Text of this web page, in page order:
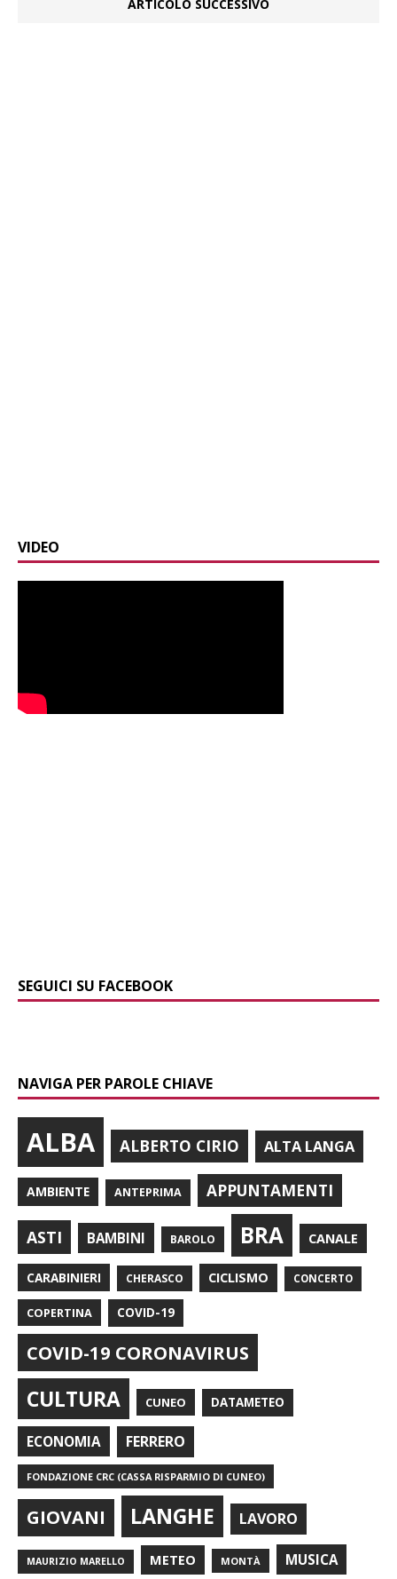
ARTICOLO SUCCESSIVO
VIDEO
SEGUICI SU FACEBOOK
NAVIGA PER PAROLE CHIAVE
ALBA ALBERTO CIRIO ALTA LANGA
AMBIENTE ANTEPRIMA APPUNTAMENTI
ASTI BAMBINI BAROLO BRA CANALE
CARABINIERI CHERASCO CICLISMO CONCERTO
COPERTINA COVID-19
COVID-19 CORONAVIRUS
CULTURA CUNEO DATAMETEO
ECONOMIA FERRERO
FONDAZIONE CRC (CASSA RISPARMIO DI CUNEO)
GIOVANI LANGHE LAVORO
MAURIZIO MARELLO METEO MONTÀ MUSICA